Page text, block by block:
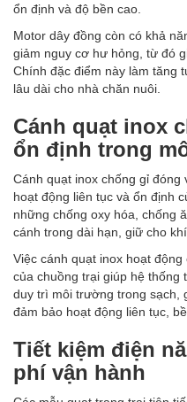
ổn định và độ bền cao.
Motor dây đồng còn có khả
giảm nguy cơ hư hỏng, từ đó
Chính đặc điểm này làm tăng
lâu dài cho nhà chăn nuôi.
Cánh quạt inox
ổn định trong
Cánh quạt inox chống gỉ
hoạt động liên tục và ổn định
những chống oxy hóa, chống
cánh trong dài hạn, giữ cho
Việc cánh quạt inox hoạt
của chuồng trại giúp hệ thống
duy trì môi trường trong sạch,
đảm bảo hoạt động liên tục,
Tiết kiệm điện
phí vận hành